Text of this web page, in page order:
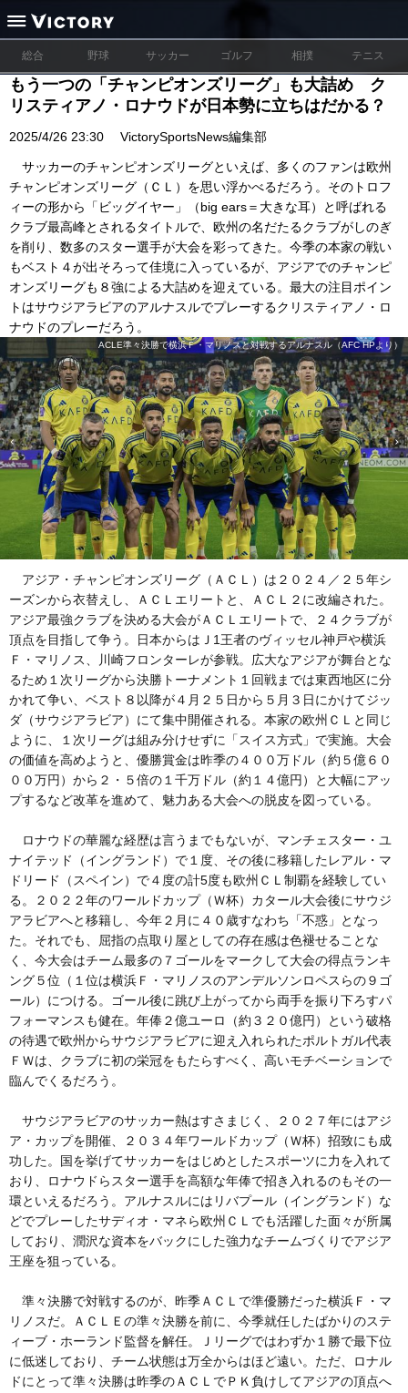
総合 野球 サッカー ゴルフ 相撲 テニス
もう一つの「チャンピオンズリーグ」も大詰め ク
リスティアノ・ロナウドが日本勢に立ちはだかる？
2025/4/26 23:30 VictorySportsNews編集部
サッカーのチャンピオンズリーグといえば、多くのファンは欧州
チャンピオンズリーグ（ＣＬ）を思い浮かべるだろう。そのトロフ
ィーの形から「ビッグイヤー」（big ears＝大きな耳）と呼ばれる
クラブ最高峰とされるタイトルで、欧州の名だたるクラブがしのぎ
を削り、数多のスター選手が大会を彩ってきた。今季の本家の戦い
もベスト４が出そろって佳境に入っているが、アジアでのチャンピ
オンズリーグも８強による大詰めを迎えている。最大の注目ポイン
トはサウジアラビアのアルナスルでプレーするクリスティアノ・ロ
ナウドのプレーだろう。
ACLE準々決勝で横浜Ｆ・マリノスと対戦するアルナスル（AFC HPより）
アジア・チャンピオンズリーグ（ＡＣＬ）は２０２４／２５年シ
ーズンから衣替えし、ＡＣＬエリートと、ＡＣＬ２に改編された。
アジア最強クラブを決める大会がＡＣＬエリートで、２４クラブが
頂点を目指して争う。日本からはＪ1王者のヴィッセル神戸や横浜
Ｆ・マリノス、川崎フロンターレが参戦。広大なアジアが舞台とな
るため１次リーグから決勝トーナメント１回戦までは東西地区に分
かれて争い、ベスト８以降が４月２５日から５月３日にかけてジッ
ダ（サウジアラビア）にて集中開催される。本家の欧州ＣＬと同じ
ように、１次リーグは組み分けせずに「スイス方式」で実施。大会
の価値を高めようと、優勝賞金は昨季の４００万ドル（約５億６０
００万円）から２・５倍の１千万ドル（約１４億円）と大幅にアッ
プするなど改革を進めて、魅力ある大会への脱皮を図っている。
ロナウドの華麗な経歴は言うまでもないが、マンチェスター・ユ
ナイテッド（イングランド）で１度、その後に移籍したレアル・マ
ドリード（スペイン）で４度の計5度も欧州ＣＬ制覇を経験してい
る。２０２２年のワールドカップ（Ｗ杯）カタール大会後にサウジ
アラビアへと移籍し、今年２月に４０歳すなわち「不惑」となっ
た。それでも、屈指の点取り屋としての存在感は色褪せることな
く、今大会はチーム最多の７ゴールをマークして大会の得点ランキ
ング５位（１位は横浜Ｆ・マリノスのアンデルソンロペスらの９ゴ
ール）につける。ゴール後に跳び上がってから両手を振り下ろすパ
フォーマンスも健在。年俸２億ユーロ（約３２０億円）という破格
の待遇で欧州からサウジアラビアに迎え入れられたポルトガル代表
ＦＷは、クラブに初の栄冠をもたらすべく、高いモチベーションで
臨んでくるだろう。
サウジアラビアのサッカー熱はすさまじく、２０２７年にはアジ
ア・カップを開催、２０３４年ワールドカップ（Ｗ杯）招致にも成
功した。国を挙げてサッカーをはじめとしたスポーツに力を入れて
おり、ロナウドらスター選手を高額な年俸で招き入れるのもその一
環といえるだろう。アルナスルにはリバプール（イングランド）な
どでプレーしたサディオ・マネら欧州ＣＬでも活躍した面々が所属
しており、潤沢な資本をバックにした強力なチームづくりでアジア
王座を狙っている。
準々決勝で対戦するのが、昨季ＡＣＬで準優勝だった横浜Ｆ・マ
リノスだ。ＡＣＬＥの準々決勝を前に、今季就任したばかりのステ
ィーブ・ホーランド監督を解任。Ｊリーグではわずか１勝で最下位
に低迷しており、チーム状態は万全からはほど遠い。ただ、ロナル
ドにとって準々決勝は昨季のＡＣＬでＰＫ負けしてアジアの頂点へ